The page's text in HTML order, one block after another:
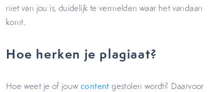
niet van jou is, duidelijk te vermelden waar het vandaan
komt.
Hoe herken je plagiaat?
Hoe weet je of jouw content gestolen wordt? Daarvoor